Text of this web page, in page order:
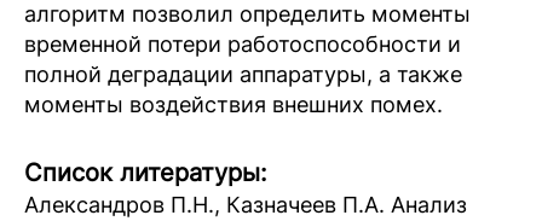
алгоритм позволил определить моменты
временной потери работоспособности и
полной деградации аппаратуры, а также
моменты воздействия внешних помех.
Список литературы:
Александров П.Н., Казначеев П.А. Анализ